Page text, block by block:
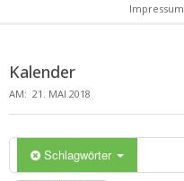
Impressum
Kalender
AM: 21. MAI 2018
Schlagwörter